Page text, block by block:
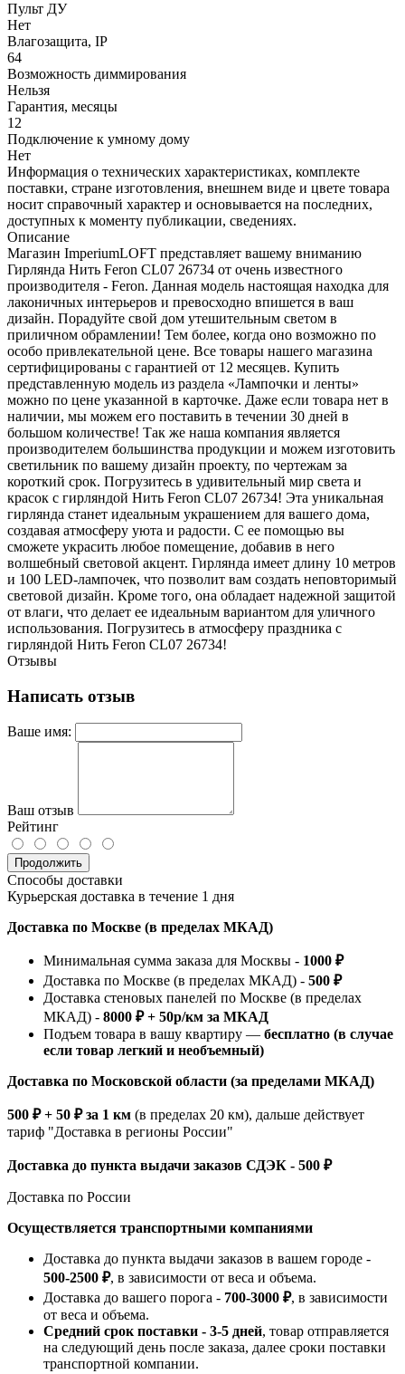
Пульт ДУ
Нет
Влагозащита, IP
64
Возможность диммирования
Нельзя
Гарантия, месяцы
12
Подключение к умному дому
Нет
Информация о технических характеристиках, комплекте
поставки, стране изготовления, внешнем виде и цвете товара
носит справочный характер и основывается на последних,
доступных к моменту публикации, сведениях.
Описание
Магазин ImperiumLOFT представляет вашему вниманию
Гирлянда Нить Feron CL07 26734 от очень известного
производителя - Feron. Данная модель настоящая находка для
лаконичных интерьеров и превосходно впишется в ваш
дизайн. Порадуйте свой дом утешительным светом в
приличном обрамлении! Тем более, когда оно возможно по
особо привлекательной цене. Все товары нашего магазина
сертифицированы с гарантией от 12 месяцев. Купить
представленную модель из раздела «Лампочки и ленты»
можно по цене указанной в карточке. Даже если товара нет в
наличии, мы можем его поставить в течении 30 дней в
большом количестве! Так же наша компания является
производителем большинства продукции и можем изготовить
светильник по вашему дизайн проекту, по чертежам за
короткий срок. Погрузитесь в удивительный мир света и
красок с гирляндой Нить Feron CL07 26734! Эта уникальная
гирлянда станет идеальным украшением для вашего дома,
создавая атмосферу уюта и радости. С ее помощью вы
сможете украсить любое помещение, добавив в него
волшебный световой акцент. Гирлянда имеет длину 10 метров
и 100 LED-лампочек, что позволит вам создать неповторимый
световой дизайн. Кроме того, она обладает надежной защитой
от влаги, что делает ее идеальным вариантом для уличного
использования. Погрузитесь в атмосферу праздника с
гирляндой Нить Feron CL07 26734!
Отзывы
Написать отзыв
Ваше имя:
Ваш отзыв
Рейтинг
Продолжить
Способы доставки
Курьерская доставка в течение 1 дня
Доставка по Москве (в пределах МКАД)
Минимальная сумма заказа для Москвы - 1000 ₽
Доставка по Москве (в пределах МКАД) - 500 ₽
Доставка стеновых панелей по Москве (в пределах
МКАД) - 8000 ₽ + 50р/км за МКАД
Подъем товара в вашу квартиру — бесплатно (в случае
если товар легкий и необъемный)
Доставка по Московской области (за пределами МКАД)
500 ₽ + 50 ₽ за 1 км (в пределах 20 км), дальше действует
тариф "Доставка в регионы России"
Доставка до пункта выдачи заказов СДЭК - 500 ₽
Доставка по России
Осуществляется транспортными компаниями
Доставка до пункта выдачи заказов в вашем городе -
500-2500 ₽, в зависимости от веса и объема.
Доставка до вашего порога - 700-3000 ₽, в зависимости
от веса и объема.
Средний срок поставки - 3-5 дней, товар отправляется
на следующий день после заказа, далее сроки поставки
транспортной компании.